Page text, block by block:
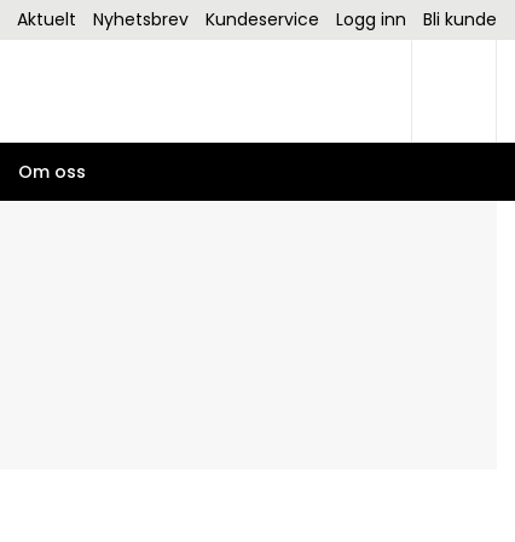
Aktuelt Nyhetsbrev Kundeservice Logg inn Bli kunde
Om oss